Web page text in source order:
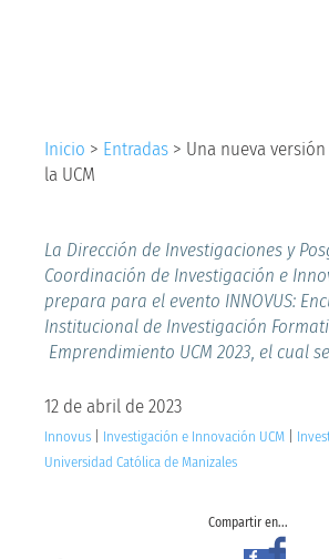
Inicio > Entradas > Una nueva
la UCM
La Dirección de Investigaciones y
Coordinación de Investigación e
prepara para el evento INNOVUS:
Institucional de Investigación
Emprendimiento UCM 2023, el cual
12 de abril de 2023
Innovus Investigación e Innovación UCM
Universidad Católica de Manizales
Compartir en...